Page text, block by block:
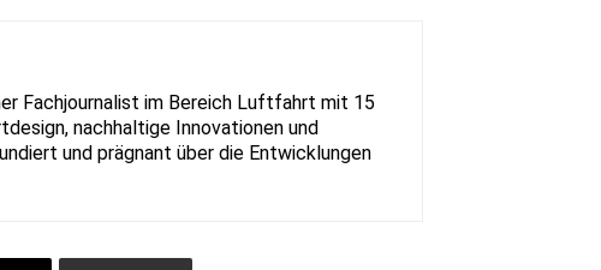
Fachjournalist im Bereich Luftfahrt mit 15
nachhaltige Innovationen und
und prägnant über die Entwicklungen